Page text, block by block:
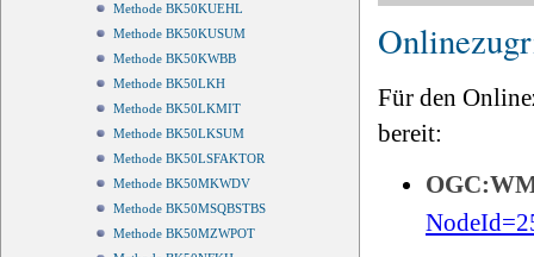
Methode BK50KUEHL
Methode BK50KUSUM
Methode BK50KWBB
Methode BK50LKH
Methode BK50LKMIT
Methode BK50LKSUM
Methode BK50LSFAKTOR
Methode BK50MKWDV
Methode BK50MSQBSTBS
Methode BK50MZWPOT
Für den
bereit: